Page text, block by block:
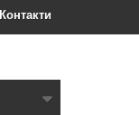
Контакти